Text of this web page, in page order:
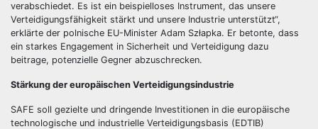
verabschiedet. Es ist ein beispielloses Instrument, das unsere
Verteidigungsfähigkeit stärkt und unsere Industrie unterstützt“,
erklärte der polnische EU-Minister Adam Szłapka. Er betonte, dass
ein starkes Engagement in Sicherheit und Verteidigung dazu
beitrage, potenzielle Gegner abzuschrecken.
Stärkung der europäischen Verteidigungsindustrie
SAFE soll gezielte und dringende Investitionen in die europäische
technologische und industrielle Verteidigungsbasis (EDTIB)